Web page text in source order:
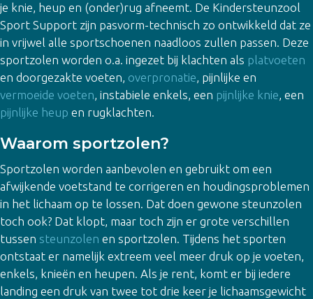
je knie, heup en (onder)rug afneemt. De Kindersteunzool
Sport Support zijn pasvorm-technisch zo ontwikkeld dat ze
in vrijwel alle sportschoenen naadloos zullen passen. Deze
sportzolen worden o.a. ingezet bij klachten als platvoeten
en doorgezakte voeten, overpronatie, pijnlijke en
vermoeide voeten, instabiele enkels, een pijnlijke knie, een
pijnlijke heup en rugklachten.
Waarom sportzolen?
Sportzolen worden aanbevolen en gebruikt om een
afwijkende voetstand te corrigeren en houdingsproblemen
in het lichaam op te lossen. Dat doen gewone steunzolen
toch ook? Dat klopt, maar toch zijn er grote verschillen
tussen steunzolen en sportzolen. Tijdens het sporten
ontstaat er namelijk extreem veel meer druk op je voeten,
enkels, knieën en heupen. Als je rent, komt er bij iedere
landing een druk van twee tot drie keer je lichaamsgewicht